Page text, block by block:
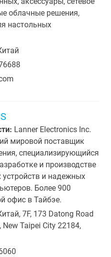
облачные решения,
настольных
Lanner Electronics Inc.
мировой поставщик
специализирующийся
и производстве
и надежных
Более 900
офис в Тайбэе.
7F, 173 Datong Road
Taipei City 22184,